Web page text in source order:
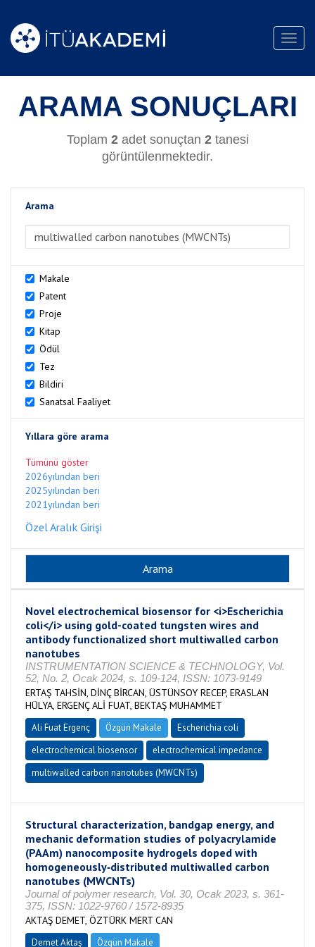
ARAMA SONUÇLARI
Toplam 2adet sonuçtan 2tanesi
görüntülenmektedir.
Arama
>Arama
Makale
Patent
Proje
Kitap
Ödül
Tez
Bildiri
Sanatsal Faaliyet
Yıllara göre arama
Tümünü göster
2026yılından beri
2025yılından beri
2021yılından beri
Özel Aralık Girişi
Novel electrochemical biosensor for <i>Escherichia
coli</i> using gold-coated tungsten wires and
antibody functionalized short multiwalled carbon
nanotubes
INSTRUMENTATION SCIENCE & TECHNOLOGY, Vol.
52, No. 2, Ocak 2024, s. 109-124, ISSN: 1073-9149
ERTAŞ TAHSİN, DİNÇ BİRCAN, ÜSTÜNSOY RECEP, ERASLAN
HÜLYA, ERGENÇ ALİ FUAT, BEKTAŞ MUHAMMET
Ali Fuat Ergenç Özgün Makale
Escherichia coli
electrochemical biosensor
electrochemical impedance
multiwalled carbon nanotubes (MWCNTs)
Structural characterization, bandgap energy, and
mechanic deformation studies of polyacrylamide
(PAAm) nanocomposite hydrogels doped with
homogeneously‑distributed multiwalled carbon
nanotubes (MWCNTs)
Journal of polymer research, Vol. 30, Ocak 2023, s. 361-
375, ISSN: 1022-9760 / 1572-8935
AKTAŞ DEMET, ÖZTÜRK MERT CAN
Demet Aktaş Özgün Makale